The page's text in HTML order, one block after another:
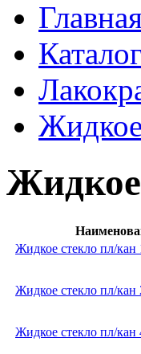
Каталог
Жидкое
Жидкое стекло пл/
Жидкое стекло пл/кан
Жидкое стекло пл/